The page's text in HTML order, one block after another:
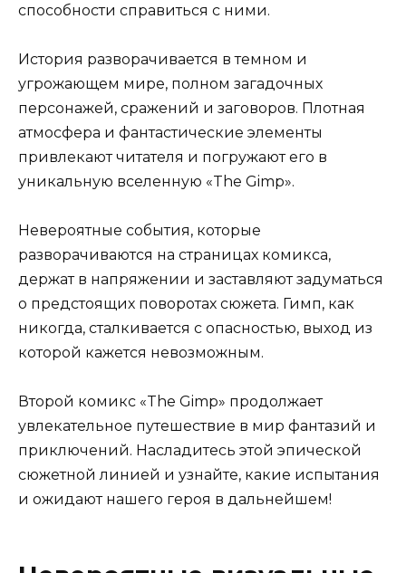
способности справиться с ними.
История разворачивается в темном и
угрожающем мире, полном загадочных
персонажей, сражений и заговоров. Плотная
атмосфера и фантастические элементы
привлекают читателя и погружают его в
уникальную вселенную «The Gimp».
Невероятные события, которые
разворачиваются на страницах комикса,
держат в напряжении и заставляют задуматься
о предстоящих поворотах сюжета. Гимп, как
никогда, сталкивается с опасностью, выход из
которой кажется невозможным.
Второй комикс «The Gimp» продолжает
увлекательное путешествие в мир фантазий и
приключений. Насладитесь этой эпической
сюжетной линией и узнайте, какие испытания
и ожидают нашего героя в дальнейшем!